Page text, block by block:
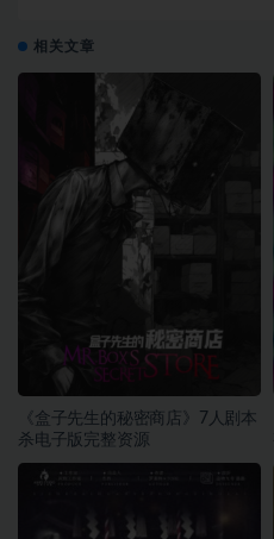
相关文章
《盒子先生的秘密商店》7人剧本
杀电子版完整资源